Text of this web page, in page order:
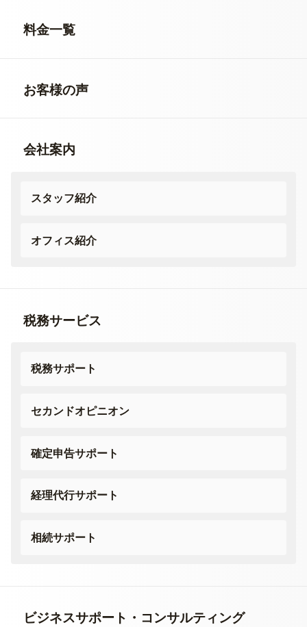
料金一覧
お客様の声
会社案内
スタッフ紹介
オフィス紹介
税務サービス
税務サポート
セカンドオピニオン
確定申告サポート
経理代行サポート
相続サポート
ビジネスサポート・ コンサルティング